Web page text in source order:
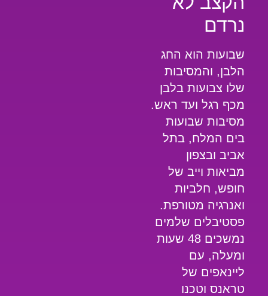
נרדם
שבועות הוא החג
הלבן, והמסיבות
שלו צבועות בלבן
מכף רגל ועד ראש.
מסיבות שבועות
בים המלח, בתל
אביב ובצפון
מביאות וייב של
חופש, חלביות
ואנרגיה מטורפת.
פסטיבלים שלמים
נמשכים 48 שעות
ומעלה, עם
ליינאפים של
טראנס וטכנו